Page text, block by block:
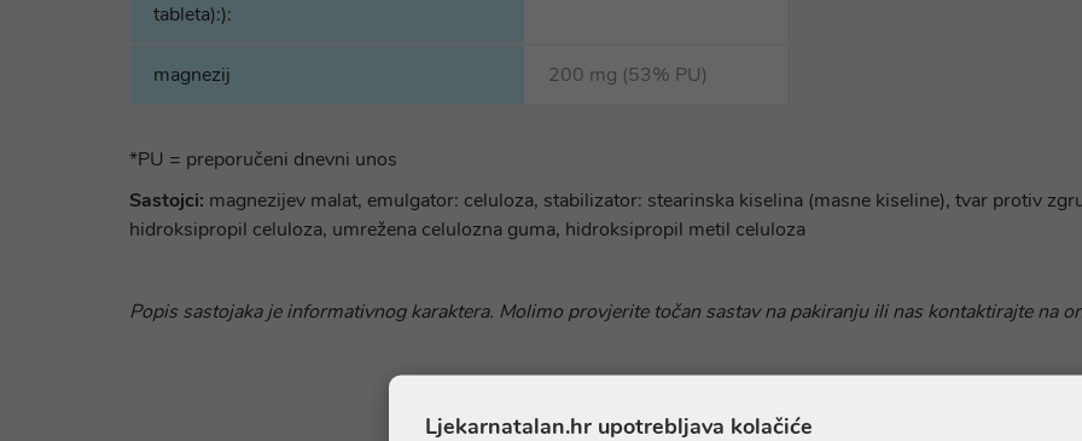
tableta):):
magnezij 200 mg (53% PU)
*PU = preporučeni dnevni unos
Sastojci: magnezijev malat, emulgator: celuloza, stabilizator: stearinska kiselina (masne kiseline), tvar protiv
hidroksipropil celuloza, umrežena celulozna guma, hidroksipropil metil celuloza
Popis sastojaka je informativnog karaktera. Molimo provjerite točan sastav na pakiranju ili nas kontaktirajte na
Ljekarnatalan.hr upotrebljava kolačiće